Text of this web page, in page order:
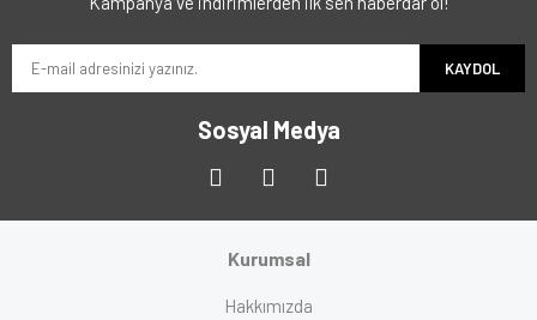
KAYDOL
Sosyal Medya
Kurumsal
Hakkımızda